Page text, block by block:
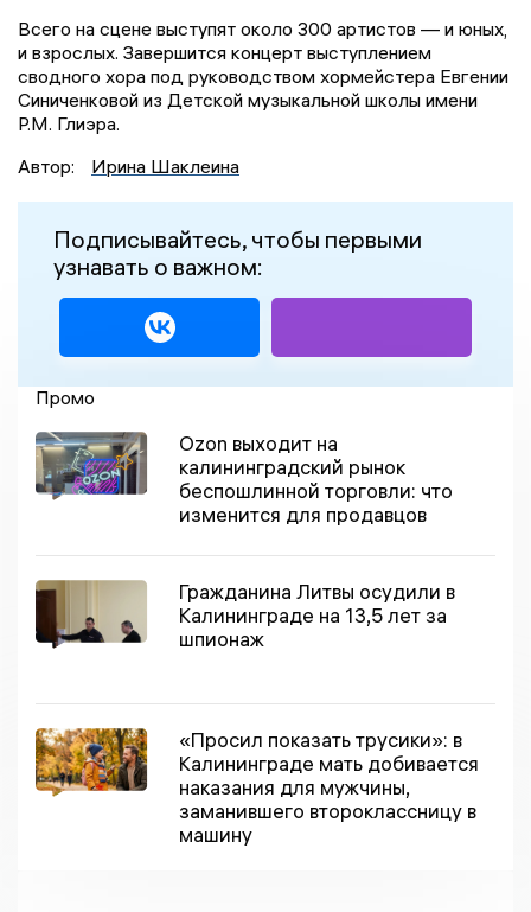
Всего на сцене выступят около 300 артистов — и юных,
и взрослых. Завершится концерт выступлением
сводного хора под руководством хормейстера Евгении
Синиченковой из Детской музыкальной школы имени
Р.М. Глиэра.
Автор:
Ирина Шаклеина
Подписывайтесь, чтобы первыми
узнавать о важном:
Промо
Ozon выходит на
калининградский рынок
беспошлинной торговли: что
изменится для продавцов
Гражданина Литвы осудили в
Калининграде на 13,5 лет за
шпионаж
«Просил показать трусики»: в
Калининграде мать добивается
наказания для мужчины,
заманившего второклассницу в
машину